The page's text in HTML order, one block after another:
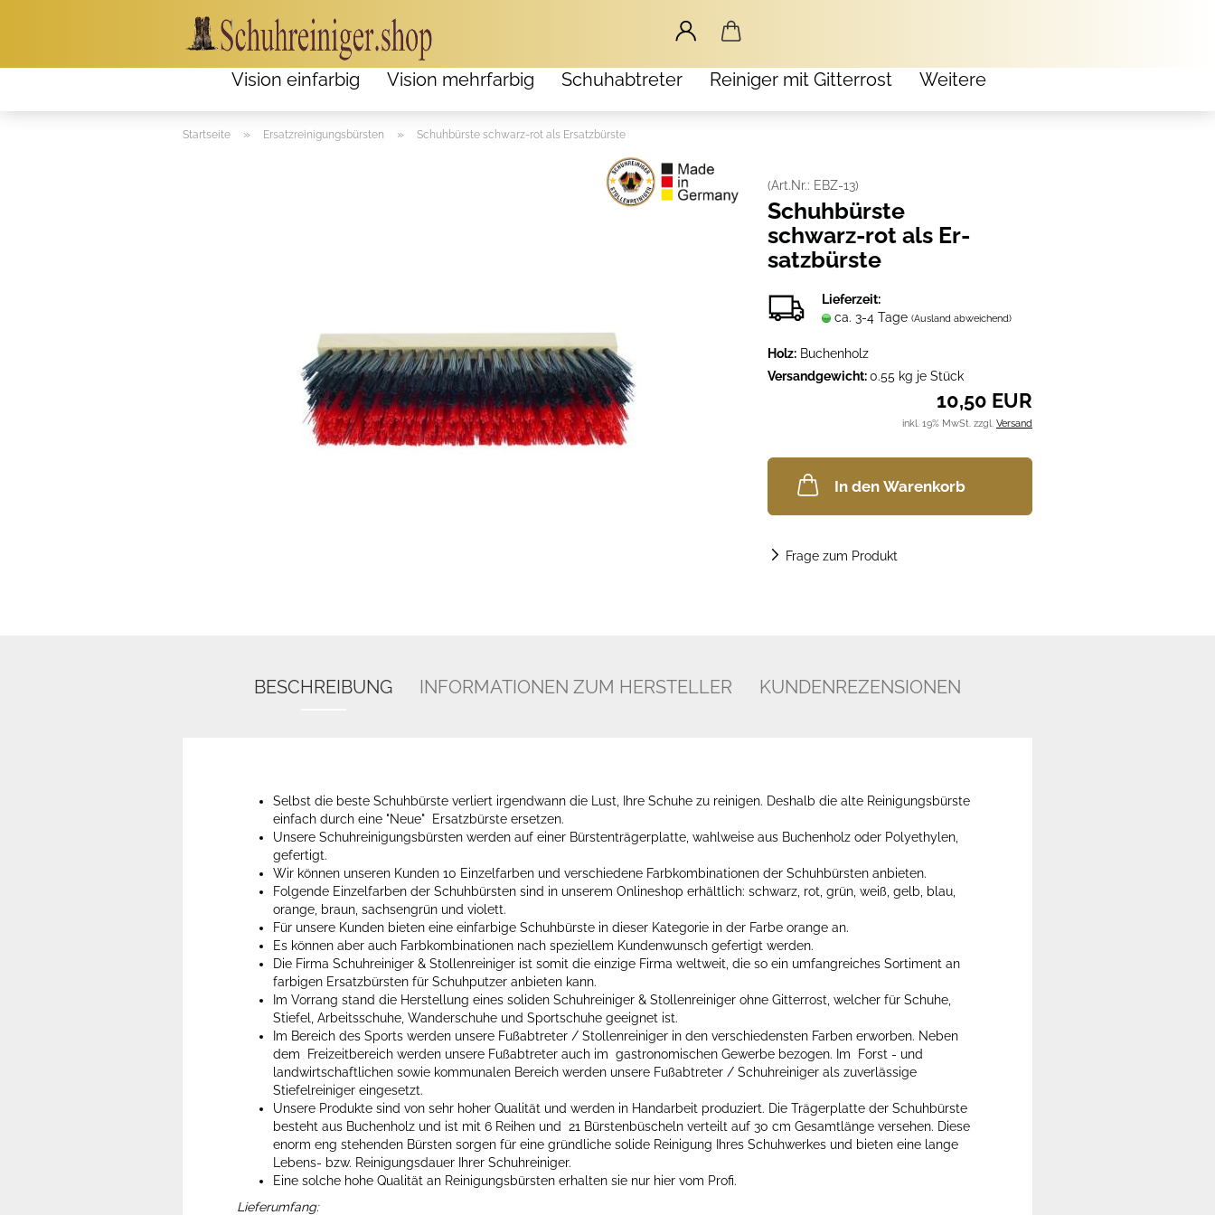
Vision einfarbig Vision mehrfarbig Schuhabtreter Reiniger mit Gitterrost Weitere
Startseite » Ersatzreinigungsbürsten » Schuhbürste schwarz-rot als Ersatzbürste
(Art.Nr.: EBZ-13)
Schuh­bürs­te
schwarz-​rot als Er­
satz­bürs­te
Lieferzeit:
ca. 3-4 Tage (Ausland abweichend)
Holz: Buchenholz
Versandgewicht:0.55 kg je Stück
10,50 EUR
inkl. 19% MwSt. zzgl. Versand
In den Warenkorb
Frage zum Produkt
BESCHREIBUNG INFORMATIONEN ZUM HERSTELLER KUNDENREZENSIONEN
Selbst die beste Schuhbürste verliert irgendwann die Lust, Ihre Schuhe zu reinigen. Deshalb die alte Reinigungsbürste
einfach durch eine "Neue" Ersatzbürste ersetzen.
Unsere Schuhreinigungsbürsten werden auf einer Bürstenträgerplatte, wahlweise aus Buchenholz oder Polyethylen,
gefertigt.
Wir können unseren Kunden 10 Einzelfarben und verschiedene Farbkombinationen der Schuhbürsten anbieten.
Folgende Einzelfarben der Schuhbürsten sind in unserem Onlineshop erhältlich: schwarz, rot, grün, weiß, gelb, blau,
orange, braun, sachsengrün und violett.
Für unsere Kunden bieten eine einfarbige Schuhbürste in dieser Kategorie in der Farbe orange an.
Es können aber auch Farbkombinationen nach speziellem Kundenwunsch gefertigt werden.
Die Firma Schuhreiniger & Stollenreiniger ist somit die einzige Firma weltweit, die so ein umfangreiches Sortiment an
farbigen Ersatzbürsten für Schuhputzer anbieten kann.
Im Vorrang stand die Herstellung eines soliden Schuhreiniger & Stollenreiniger ohne Gitterrost, welcher für Schuhe,
Stiefel, Arbeitsschuhe, Wanderschuhe und Sportschuhe geeignet ist.
Im Bereich des Sports werden unsere Fußabtreter / Stollenreiniger in den verschiedensten Farben erworben. Neben
dem Freizeitbereich werden unsere Fußabtreter auch im gastronomischen Gewerbe bezogen. Im Forst - und
landwirtschaftlichen sowie kommunalen Bereich werden unsere Fußabtreter / Schuhreiniger als zuverlässige
Stiefelreiniger eingesetzt.
Unsere Produkte sind von sehr hoher Qualität und werden in Handarbeit produziert. Die Trägerplatte der Schuhbürste
besteht aus Buchenholz und ist mit 6 Reihen und 21 Bürstenbüscheln verteilt auf 30 cm Gesamtlänge versehen. Diese
enorm eng stehenden Bürsten sorgen für eine gründliche solide Reinigung Ihres Schuhwerkes und bieten eine lange
Lebens- bzw. Reinigungsdauer Ihrer Schuhreiniger.
Eine solche hohe Qualität an Reinigungsbürsten erhalten sie nur hier vom Profi.
Lieferumfang: